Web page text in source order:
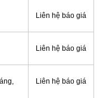
Liên hệ báo giá
Liên hệ báo giá
Liên hệ báo giá